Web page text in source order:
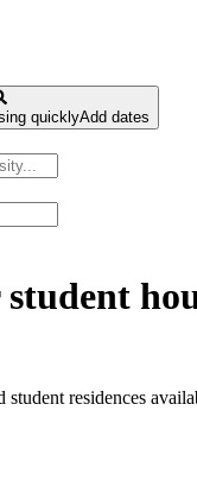
quicklyAdd dates
student residences